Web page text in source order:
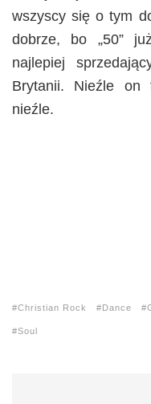
wszyscy się o tym
dobrze, bo „50”
najlepiej
Brytanii. Nieźle on
nieźle.
Christian Rock Dance
Soul